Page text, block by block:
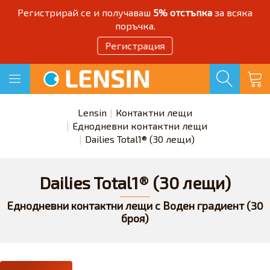
Регистрирай се и получаваш 5% отстъпка за всяка
поръчка.
Регистрация
Lensin
Контактни лещи
Еднодневни контактни лещи
Dailies Total1® (30 лещи)
Dailies Total1® (30 лещи)
Еднодневни контактни лещи с Воден градиент (30
броя)